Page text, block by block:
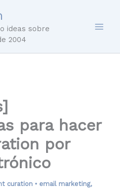
ideas sobre
2004
para hacer
por
curation• email marketing,